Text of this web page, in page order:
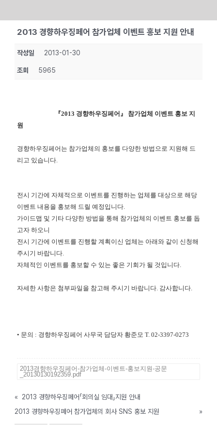
content
2013 경향하우징페어 참가업체 이벤트 홍보 지원 안내
작성일 2013-01-30
조회 5965
『2013 경향하우징페어』 참가업체 이벤트 홍보 지
원
경향하우징페어는 참가업체의 홍보를 다양한 방법으로 지원해 드
리고 있습니다.
전시 기간에 자체적으로 이벤트를 진행하는 업체를 대상으로 해당
이벤트 내용을 홍보해 드릴 예정입니다.
가이드맵 및 기타 다양한 방법을 통해 참가업체의 이벤트 홍보를 돕
고자 하오니
전시 기간에 이벤트를 진행할 계획이신 업체는 아래와 같이 신청해
주시기 바랍니다.
자체적인 이벤트를 홍보할 수 있는 좋은 기회가 될 것입니다.
자세한 사항은 첨부파일을 참고해 주시기 바랍니다. 감사합니다.
• 문의 : 경향하우징페어 사무국 담당자 황준모 T. 02-3397-0273
2013경향하우징페어-참가업체-이벤트-홍보지원-공문
_20130130192359.pdf
«
2013 경향하우징페어「회의실 임대」지원 안내
2013 경향하우징페어 참가업체의 회사 SNS 홍보 지원
»